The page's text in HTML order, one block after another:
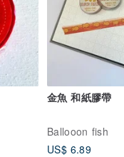
金魚 和紙膠帶
Ballooon fish
US$ 6.89